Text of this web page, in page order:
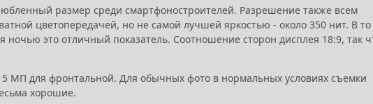
размер среди смартфоностроителей. Разрешение также всем
цветопередачей, но не самой лучшей яркостью - около 350 нит. В
это отличный показатель. Соотношение сторон дисплея 18:9, так
МП для фронтальной. Для обычных фото в нормальных условиях съемки
хорошие.